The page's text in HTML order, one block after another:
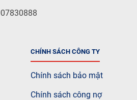
CHÍNH SÁCH CÔNG TY
Chính sách bảo mật
Chính sách công nợ